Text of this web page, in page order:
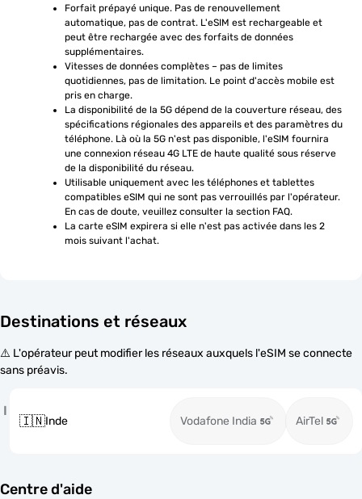
Forfait prépayé unique. Pas de renouvellement
automatique, pas de contrat. L'eSIM est rechargeable et
peut être rechargée avec des forfaits de données
supplémentaires.
Vitesses de données complètes – pas de limites
quotidiennes, pas de limitation. Le point d'accès mobile est
pris en charge.
La disponibilité de la 5G dépend de la couverture réseau, des
spécifications régionales des appareils et des paramètres du
téléphone. Là où la 5G n'est pas disponible, l'eSIM fournira
une connexion réseau 4G LTE de haute qualité sous réserve
de la disponibilité du réseau.
Utilisable uniquement avec les téléphones et tablettes
compatibles eSIM qui ne sont pas verrouillés par l'opérateur.
En cas de doute, veuillez consulter la section FAQ.
La carte eSIM expirera si elle n'est pas activée dans les 2
mois suivant l'achat.
Destinations et réseaux
⚠️ L'opérateur peut modifier les réseaux auxquels l'eSIM se connecte
sans préavis.
I
🇮🇳Inde Vodafone India AirTel
Centre d'aide